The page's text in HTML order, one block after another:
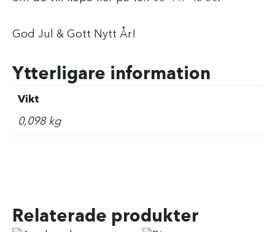
God Jul & Gott Nytt År!
Ytterligare information
Vikt
0,098 kg
Relaterade produkter